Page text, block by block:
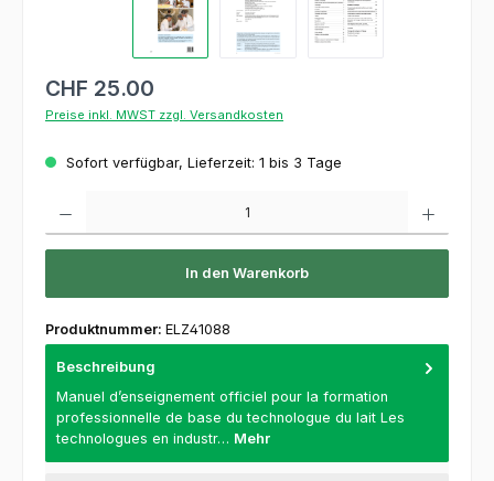
CHF 25.00
Preise inkl. MWST zzgl. Versandkosten
Sofort verfügbar, Lieferzeit: 1 bis 3 Tage
In den Warenkorb
Produktnummer: ELZ41088
Beschreibung
Manuel d’enseignement officiel pour la formation
professionnelle de base du technologue du lait Les
technologues en industr… Mehr